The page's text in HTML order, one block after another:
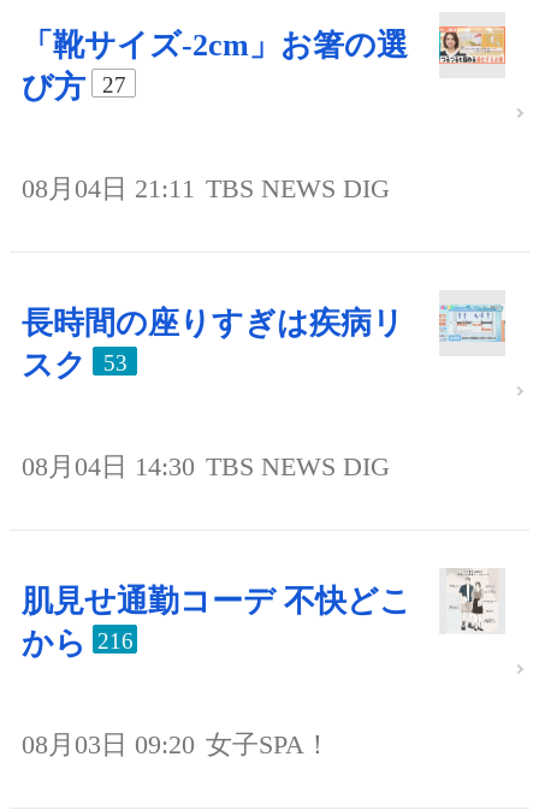
「靴サイズ-2cm」お箸の選
び方
27
08月04日 21:11 TBS NEWS DIG
長時間の座りすぎは疾病リ
スク
53
08月04日 14:30 TBS NEWS DIG
肌見せ通勤コーデ 不快どこ
から
216
08月03日 09:20 女子SPA！